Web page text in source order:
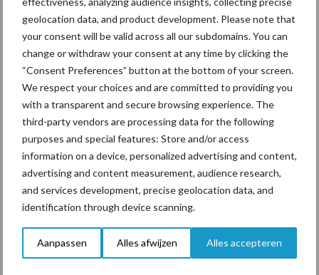
geolocation data, and product development. Please note that
your consent will be valid across all our subdomains. You can
change or withdraw your consent at any time by clicking the
“Consent Preferences” button at the bottom of your screen.
We respect your choices and are committed to providing you
with a transparent and secure browsing experience. The
third-party vendors are processing data for the following
purposes and special features: Store and/or access
information on a device, personalized advertising and content,
advertising and content measurement, audience research,
and services development, precise geolocation data, and
identification through device scanning.
Aanpassen Alles afwijzen Alles accepteren
markt
Themapagina's
Diergezondheid Bemesting Fokkerij
Mastitis Hittestress